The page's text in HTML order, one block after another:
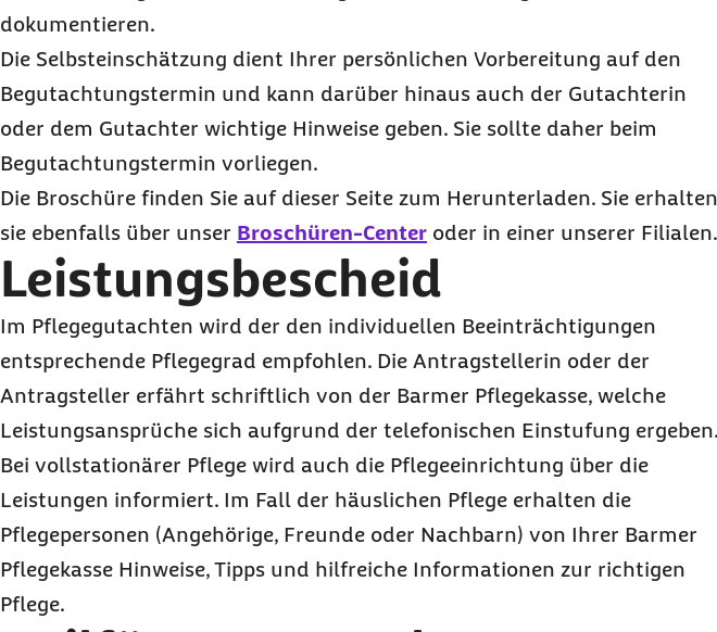
dokumentieren.
Die Selbsteinschätzung dient Ihrer persönlichen Vorbereitung auf den
Begutachtungstermin und kann darüber hinaus auch der Gutachterin
oder dem Gutachter wichtige Hinweise geben. Sie sollte daher beim
Begutachtungstermin vorliegen.
Die Broschüre finden Sie auf dieser Seite zum Herunterladen. Sie erhalten
sie ebenfalls über unser Broschüren-Center oder in einer unserer Filialen.
Leistungsbescheid
Im Pflegegutachten wird der den individuellen Beeinträchtigungen
entsprechende Pflegegrad empfohlen. Die Antragstellerin oder der
Antragsteller erfährt schriftlich von der Barmer Pflegekasse, welche
Leistungsansprüche sich aufgrund der telefonischen Einstufung ergeben.
Bei vollstationärer Pflege wird auch die Pflegeeinrichtung über die
Leistungen informiert. Im Fall der häuslichen Pflege erhalten die
Pflegepersonen (Angehörige, Freunde oder Nachbarn) von Ihrer Barmer
Pflegekasse Hinweise, Tipps und hilfreiche Informationen zur richtigen
Pflege.